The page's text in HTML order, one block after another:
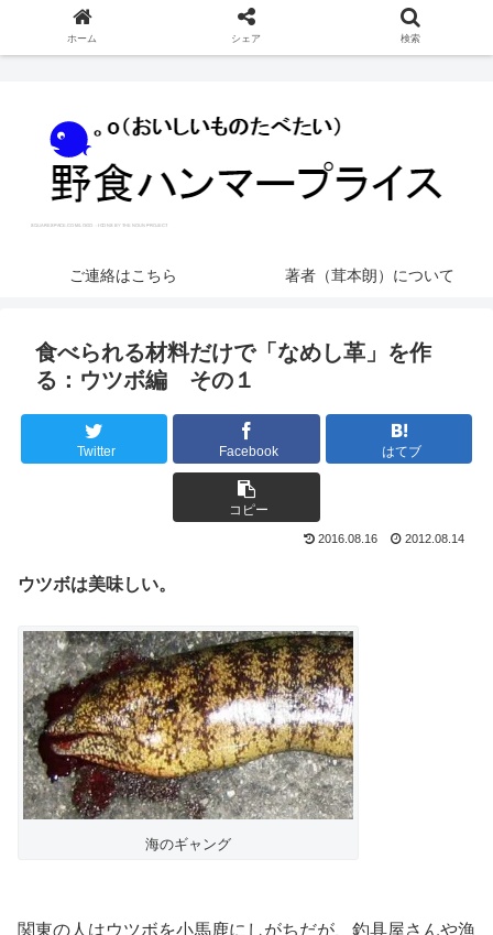
ご連絡はこちら 著者（茸本朗）について
食べられる材料だけで「なめし革」を作
る：ウツボ編 その１
Twitter Facebook はてブ
コピー
2016.08.16 2012.08.14
ウツボは美味しい。
海のギャング
関東の人はウツボを小馬鹿にしがちだが、釣具屋さんや漁
ホーム シェア 検索